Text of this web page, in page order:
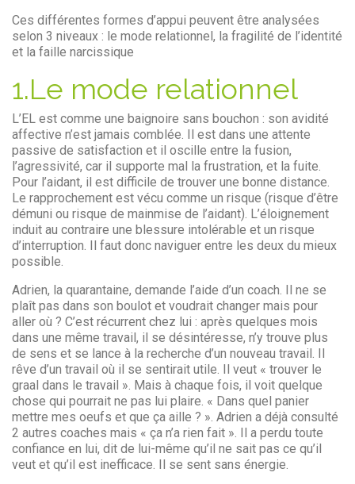
Ces différentes formes d’appui peuvent être analysées
selon 3 niveaux : le mode relationnel, la fragilité de l’identité
et la faille narcissique
1.Le mode relationnel
L’EL est comme une baignoire sans bouchon : son avidité
affective n’est jamais comblée. Il est dans une attente
passive de satisfaction et il oscille entre la fusion,
l’agressivité, car il supporte mal la frustration, et la fuite.
Pour l’aidant, il est difficile de trouver une bonne distance.
Le rapprochement est vécu comme un risque (risque d’être
démuni ou risque de mainmise de l’aidant). L’éloignement
induit au contraire une blessure intolérable et un risque
d’interruption. Il faut donc naviguer entre les deux du mieux
possible.
Adrien, la quarantaine, demande l’aide d’un coach. Il ne se
plaît pas dans son boulot et voudrait changer mais pour
aller où ? C’est récurrent chez lui : après quelques mois
dans une même travail, il se désintéresse, n’y trouve plus
de sens et se lance à la recherche d’un nouveau travail. Il
rêve d’un travail où il se sentirait utile. Il veut « trouver le
graal dans le travail ». Mais à chaque fois, il voit quelque
chose qui pourrait ne pas lui plaire. « Dans quel panier
mettre mes oeufs et que ça aille ? ». Adrien a déjà consulté
2 autres coaches mais « ça n’a rien fait ». Il a perdu toute
confiance en lui, dit de lui-même qu’il ne sait pas ce qu’il
veut et qu’il est inefficace. Il se sent sans énergie.